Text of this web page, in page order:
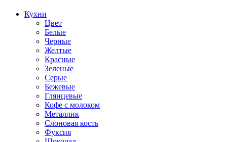
Кухни
Цвет
Белые
Черные
Желтые
Красные
Зеленые
Серые
Бежевые
Глянцевые
Кофе с молоком
Металлик
Слоновая кость
Фуксия